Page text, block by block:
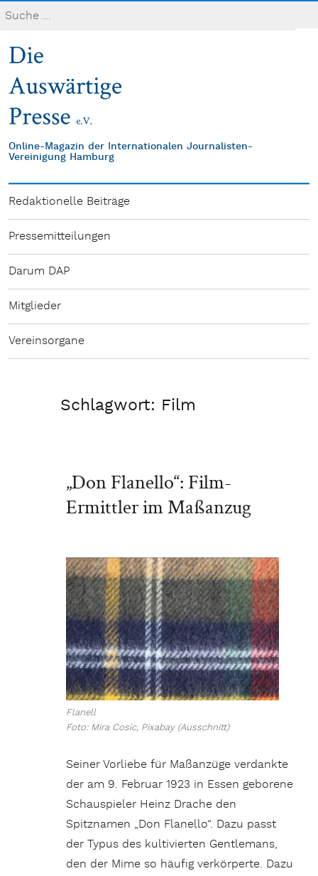
Online-Magazin der Internationalen Journalisten-
Vereinigung Hamburg
Redaktionelle Beiträge
Pressemitteilungen
Darum DAP
Mitglieder
Vereinsorgane
Schlagwort: Film
„Don Flanello“: Film-
Ermittler im Maßanzug
Flanell
Foto: Mira Cosic, Pixabay (Ausschnitt)
Seiner Vorliebe für Maßanzüge verdankte
der am 9. Februar 1923 in Essen geborene
Schauspieler Heinz Drache den
Spitznamen „Don Flanello“. Dazu passt
der Typus des kultivierten Gentlemans,
den der Mime so häufig verkörperte. Dazu